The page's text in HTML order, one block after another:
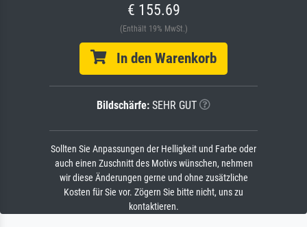
€ 155.69
(Enthält 19% MwSt.)
In den Warenkorb
Bildschärfe: SEHR GUT
Sollten Sie Anpassungen der Helligkeit und Farbe oder
auch einen Zuschnitt des Motivs wünschen, nehmen
wir diese Änderungen gerne und ohne zusätzliche
Kosten für Sie vor. Zögern Sie bitte nicht, uns zu
kontaktieren.